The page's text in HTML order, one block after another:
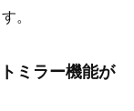
。
ミラー機能が